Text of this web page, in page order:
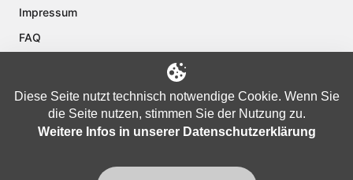
Impressum
FAQ
Copyright © 2024 apolut | Jetzt erst recht!. Published apolut Creatives
Diese Seite nutzt technisch notwendige Cookie. Wenn Sie
die Seite nutzen, stimmen Sie der Nutzung zu.
Weitere Infos in unserer Datenschutzerklärung